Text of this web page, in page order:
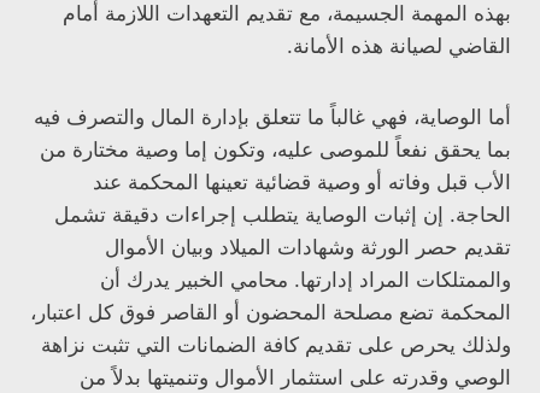
بهذه المهمة الجسيمة، مع تقديم التعهدات اللازمة أمام
القاضي لصيانة هذه الأمانة.
أما الوصاية، فهي غالباً ما تتعلق بإدارة المال والتصرف فيه
بما يحقق نفعاً للموصى عليه، وتكون إما وصية مختارة من
الأب قبل وفاته أو وصية قضائية تعينها المحكمة عند
الحاجة. إن إثبات الوصاية يتطلب إجراءات دقيقة تشمل
تقديم حصر الورثة وشهادات الميلاد وبيان الأموال
والممتلكات المراد إدارتها. محامي الخبير يدرك أن
المحكمة تضع مصلحة المحضون أو القاصر فوق كل اعتبار،
ولذلك يحرص على تقديم كافة الضمانات التي تثبت نزاهة
الوصي وقدرته على استثمار الأموال وتنميتها بدلاً من